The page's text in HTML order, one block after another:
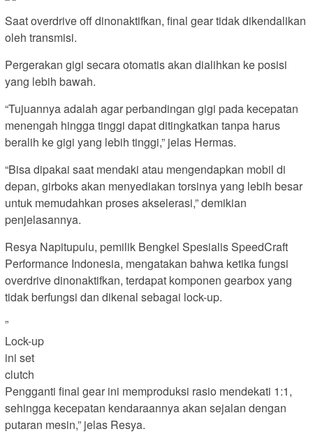
Saat overdrive off dinonaktifkan, final gear tidak dikendalikan
oleh transmisi.
Pergerakan gigi secara otomatis akan dialihkan ke posisi
yang lebih bawah.
“Tujuannya adalah agar perbandingan gigi pada kecepatan
menengah hingga tinggi dapat ditingkatkan tanpa harus
beralih ke gigi yang lebih tinggi,” jelas Hermas.
“Bisa dipakai saat mendaki atau mengendapkan mobil di
depan, girboks akan menyediakan torsinya yang lebih besar
untuk memudahkan proses akselerasi,” demikian
penjelasannya.
Resya Napitupulu, pemilik Bengkel Spesialis SpeedCraft
Performance Indonesia, mengatakan bahwa ketika fungsi
overdrive dinonaktifkan, terdapat komponen gearbox yang
tidak berfungsi dan dikenal sebagai lock-up.
”
Lock-up
ini set
clutch
Pengganti final gear ini memproduksi rasio mendekati 1:1,
sehingga kecepatan kendaraannya akan sejalan dengan
putaran mesin,” jelas Resya.